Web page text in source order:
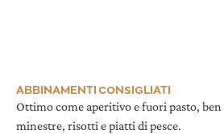
ABBINAMENTI CONSIGLIATI
Ottimo come aperitivo e fuori pasto, ben
minestre, risotti e piatti di pesce.